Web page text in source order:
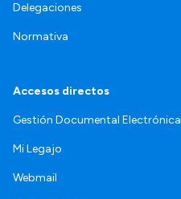
Delegaciones
Normativa
Accesos directos
Gestión Documental Electrónica
Mi Legajo
Webmail